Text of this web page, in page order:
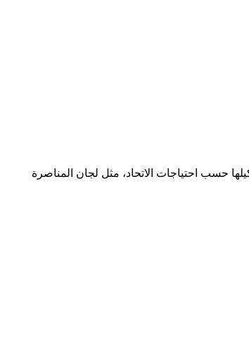
حسب احتياجات الاتحاد، مثل لجان المناصرة